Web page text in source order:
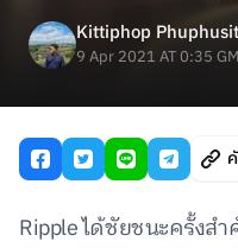
Kittiphop Phuphusit
9 Apr 2021 AT 0:35
Ripple ได้ชัยชนะครั้งส